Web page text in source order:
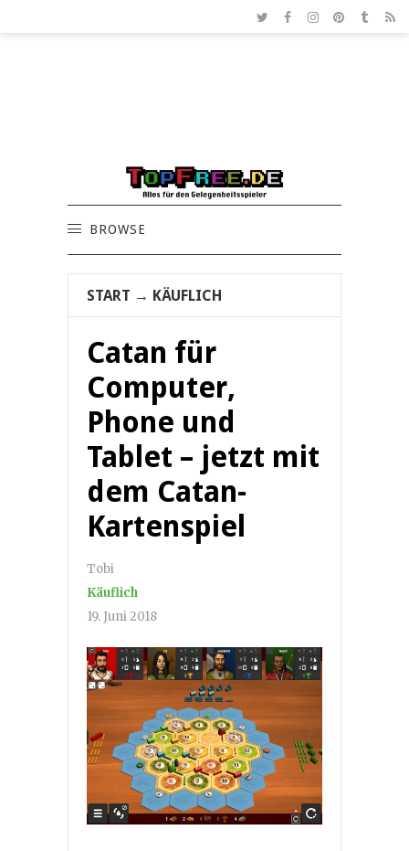
BROWSE
START → KÄUFLICH
Catan für
Computer,
Phone und
Tablet – jetzt mit
dem Catan-
Kartenspiel
Tobi
Käuflich
19. Juni 2018